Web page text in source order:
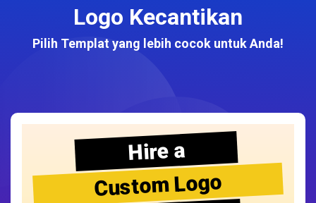
Logo Kecantikan
Pilih Templat yang lebih cocok untuk Anda!
Hire a
Custom Logo